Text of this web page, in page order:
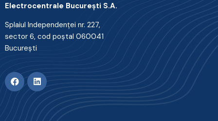
Electrocentrale Bucureşti S.A.
Splaiul Independenţei nr. 227,
sector 6, cod poştal 060041
Bucureşti